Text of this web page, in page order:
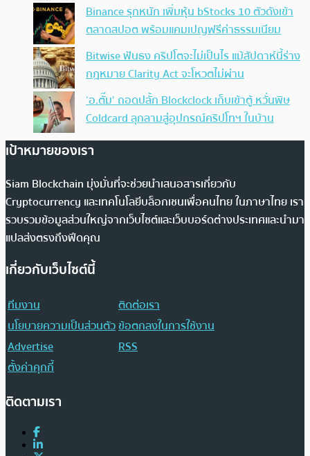
Binance รุกหนัก เพิ่มหุ้น bStocks 10 ตัวดังเข้า
ตลาดสปอต พร้อมแคมเปญฟรีค่าธรรมเนียม
Bitwise ฟันธง คริปโตจะไม่เป็นไร แม้สัปดาห์นี้ร่าง
กฎหมาย Clarity Act จะโหวตไม่ผ่าน
‘อ.ตั๊ม’ ถอดปลั้ก Blockclock เก็บเข้าตู้ หวั่นพิษ
Coldcard ลุกลามสู่อุปกรณ์คริปโทฯ ในบ้าน
เป้าหมายของเรา
Siam Blockchain มุ่งมั่นที่จะช่วยนำเสนอสารเกี่ยวกับ
Cryptocurrency และเทคโนโลยีบล็อกเชนเพื่อคนไทย ในภาษาไทย เรา
รวบรวมข้อมูลส่วนใหญ่จากเว็บไซต์และเว็บบอร์ดต่างประเทศและนำมา
แปลส่งตรงถึงฟีดคุณ
เกี่ยวกับเว็บไซต์นี้
ทีมงาน
ติดต่อเรา
นโยบายความเป็นส่วนตัวข้อตกลงในการใช้งาน
Advertise
RSS
ตั้งค่าคุกกี้
ติดตามเรา